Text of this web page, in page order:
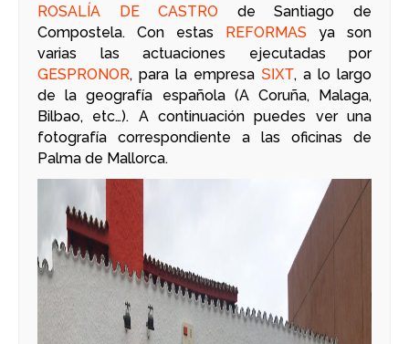
ROSALÍA DE CASTRO de Santiago de
Compostela. Con estas REFORMAS ya son
varias las actuaciones ejecutadas por
GESPRONOR, para la empresa SIXT, a lo largo
de la geografía española (A Coruña, Malaga,
Bilbao, etc…). A continuación puedes ver una
fotografía correspondiente a las oficinas de
Palma de Mallorca.